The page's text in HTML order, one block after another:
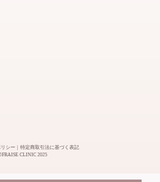
シー
特定商取引法に基づく表記
CLINIC 2025